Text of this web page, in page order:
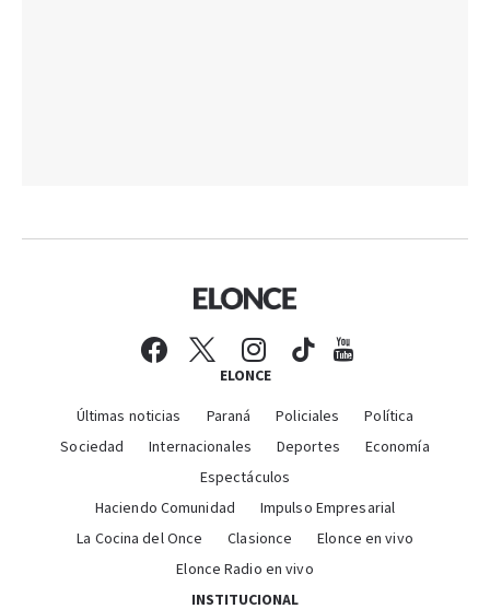
ELONCE
Últimas noticias Paraná Policiales
Política
Sociedad
Internacionales Deportes
Economía
Espectáculos
Haciendo Comunidad
Impulso Empresarial
La Cocina del Once
Clasionce
Elonce en vivo
Elonce Radio en vivo
INSTITUCIONAL